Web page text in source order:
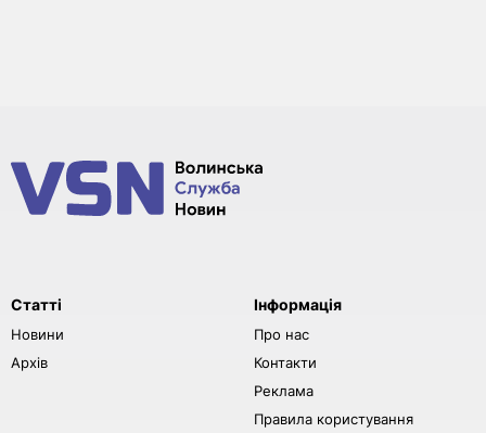
Статті
Новини
Архів
Інформація
Про нас
Контакти
Реклама
Правила користування